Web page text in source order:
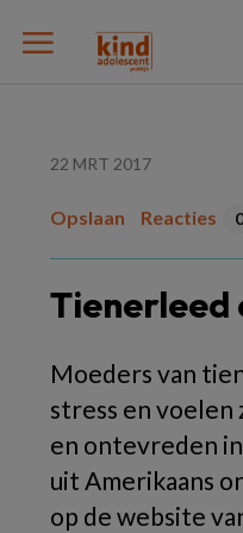
22 MRT 2017
Opslaan Reacties 0
Moeders van
stress en voelen
en ontevreden
uit Amerikaans
op de website